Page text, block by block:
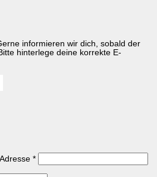
informieren wir dich, sobald der
hinterlege deine korrekte E-
*Erforderlich